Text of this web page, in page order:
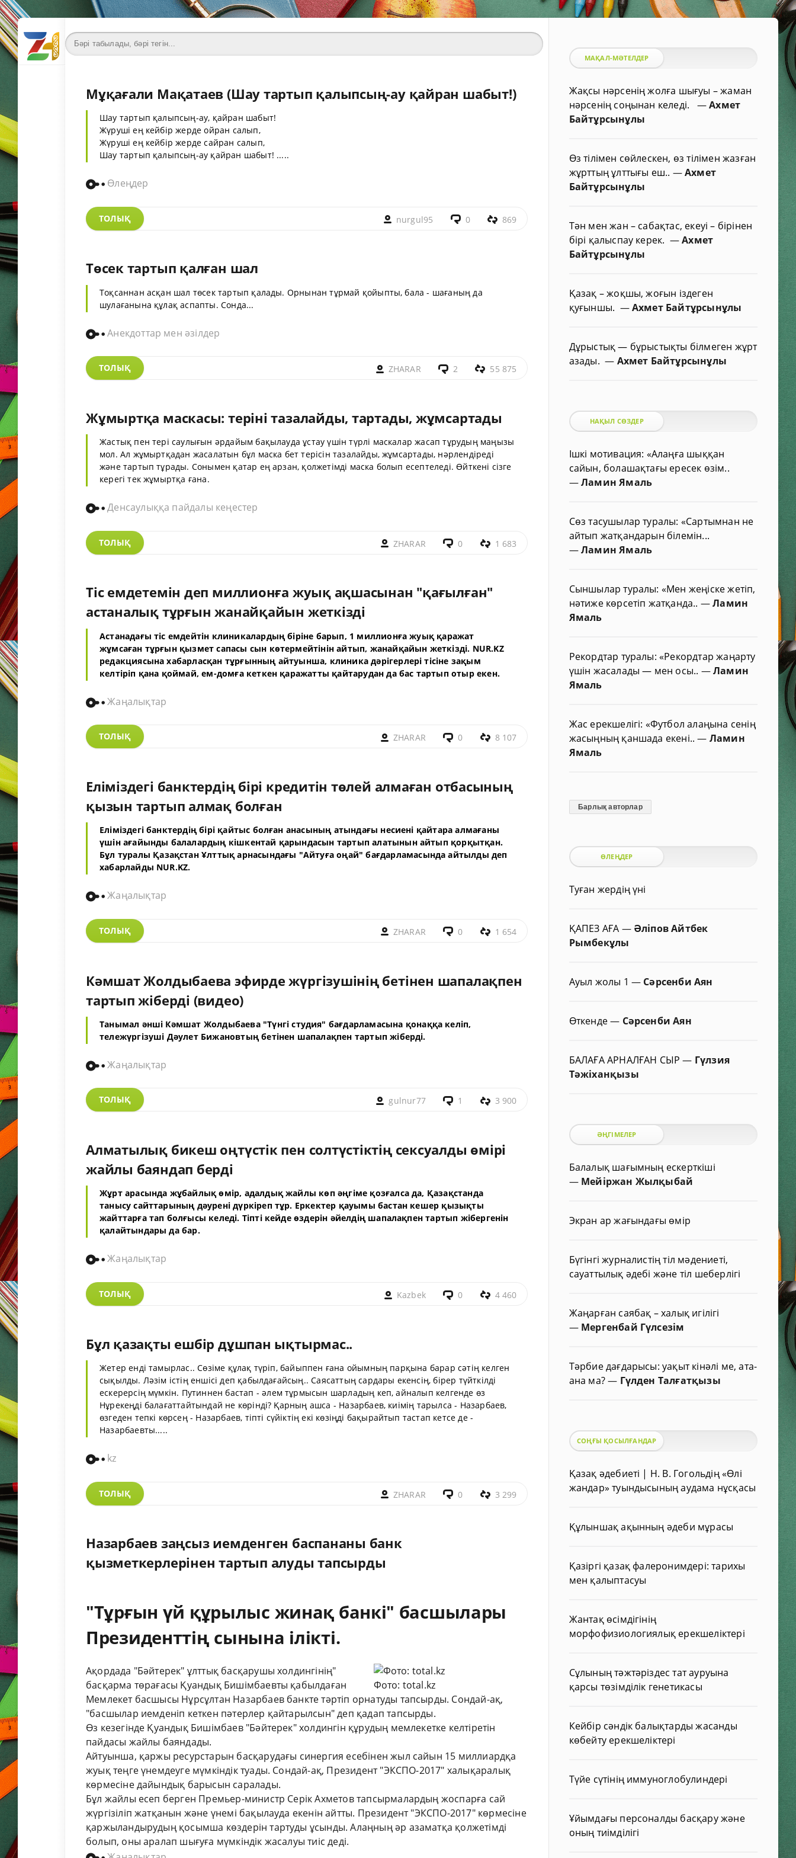
Мұқағали Мақатаев (Шау тартып қалыпсың-ау қайран шабыт!)
Шау тартып қалыпсың-ау, қайран шабыт!
Жүруші ең кейбір жерде ойран салып,
Жүруші ең кейбір жерде сайран салып,
Шау тартып қалыпсың-ау қайран шабыт! .....
Өлеңдер
ТОЛЫҚ nurgul95 0 869
Төсек тартып қалған шал
Тоқсаннан асқан шал төсек тартып қалады. Орнынан тұрмай қойыпты, бала - шағаның да
шулағанына құлақ аспапты. Сонда...
Анекдоттар мен әзілдер
ТОЛЫҚ ZHARAR 2 55 875
Жұмыртқа маскасы: теріні тазалайды, тартады, жұмсартады
Жастық пен тері саулығын әрдайым бақылауда ұстау үшін түрлі маскалар жасап тұрудың маңызы
мол. Ал жұмыртқадан жасалатын бұл маска бет терісін тазалайды, жұмсартады, нәрлендіреді
және тартып тұрады. Сонымен қатар ең арзан, қолжетімді маска болып есептеледі. Өйткені сізге
керегі тек жұмыртқа ғана.
Денсаулыққа пайдалы кеңестер
ТОЛЫҚ ZHARAR 0 1 683
Тіс емдетемін деп миллионға жуық ақшасынан "қағылған"
астаналық тұрғын жанайқайын жеткізді
Астанадағы тіс емдейтін клиникалардың біріне барып, 1 миллионға жуық қаражат
жұмсаған тұрғын қызмет сапасы сын көтермейтінін айтып, жанайқайын жеткізді. NUR.KZ
редакциясына хабарласқан тұрғынның айтуынша, клиника дәрігерлері тісіне зақым
келтіріп қана қоймай, ем-домға кеткен қаражатты қайтарудан да бас тартып отыр екен.
Жаңалықтар
ТОЛЫҚ ZHARAR 0 8 107
Еліміздегі банктердің бірі кредитін төлей алмаған отбасының
қызын тартып алмақ болған
Еліміздегі банктердің бірі қайтыс болған анасының атындағы несиені қайтара алмағаны
үшін ағайынды балалардың кішкентай қарындасын тартып алатынын айтып қорқытқан.
Бұл туралы Қазақстан Ұлттық арнасындағы "Айтуға оңай" бағдарламасында айтылды деп
хабарлайды NUR.KZ.
Жаңалықтар
ТОЛЫҚ ZHARAR 0 1 654
Кәмшат Жолдыбаева эфирде жүргізушінің бетінен шапалақпен
тартып жіберді (видео)
Танымал әнші Кәмшат Жолдыбаева "Түнгі студия" бағдарламасына қонаққа келіп,
тележүргізуші Дәулет Бижановтың бетінен шапалақпен тартып жіберді.
Жаңалықтар
ТОЛЫҚ gulnur77 1 3 900
Алматылық бикеш оңтүстік пен солтүстіктің сексуалды өмірі
жайлы баяндап берді
Жұрт арасында жұбайлық өмір, адалдық жайлы көп әңгіме қозғалса да, Қазақстанда
танысу сайттарының дәурені дүркіреп тұр. Еркектер қауымы бастан кешер қызықты
жайттарға тап болғысы келеді. Тіпті кейде өздерін әйелдің шапалақпен тартып жібергенін
қалайтындары да бар.
Жаңалықтар
ТОЛЫҚ Kazbek 0 4 460
Бұл қазақты ешбір дұшпан ықтырмас..
Жетер енді тамырлас.. Сөзіме құлақ түріп, байыппен ғана ойымның парқына барар сәтің келген
сықылды. Ләзім істің еншісі деп қабылдағайсың.. Саясаттың сардары екенсің, бірер түйткілді
ескерерсің мүмкін. Путиннен бастап - әлем тұрмысын шарладың кеп, айналып келгенде өз
Нұрекеңді балағаттайтындай не көрінді? Қарның ашса - Назарбаев, киімің тарылса - Назарбаев,
өзгеден тепкі көрсең - Назарбаев, тіпті сүйіктің екі көзіңді бақырайтып тастап кетсе де -
Назарбаевты.....
kz
ТОЛЫҚ ZHARAR 0 3 299
Назарбаев заңсыз иемденген баспананы банк
қызметкерлерінен тартып алуды тапсырды
"Тұрғын үй құрылыс жинақ банкі" басшылары
Президенттің сынына ілікті.
Фото: total.kz
Ақордада "Бәйтерек" ұлттық басқарушы холдингінің"
басқарма төрағасы Қуандық Бишімбаевты қабылдаған
Мемлекет басшысы Нұрсұлтан Назарбаев банкте тәртіп орнатуды тапсырды. Сондай-ақ,
"басшылар иемденіп кеткен пәтерлер қайтарылсын" деп қадап тапсырды.
Өз кезегінде Қуандық Бишімбаев "Бәйтерек" холдингін құрудың мемлекетке келтіретін
пайдасы жайлы баяндады.
Айтуынша, қаржы ресурстарын басқарудағы синергия есебінен жыл сайын 15 миллиардқа
жуық теңге үнемдеуге мүмкіндік туады. Сондай-ақ, Президент "ЭКСПО-2017" халықаралық
көрмесіне дайындық барысын саралады.
Бұл жайлы есеп берген Премьер-министр Серік Ахметов тапсырмалардың жоспарға сай
жүргізіліп жатқанын және үнемі бақылауда екенін айтты. Президент "ЭКСПО-2017" көрмесіне
қаржыландырудың қосымша көздерін тартуды ұсынды. Алаңның әр азаматқа қолжетімді
болып, оны аралап шығуға мүмкіндік жасалуы тиіс деді.
МАҚАЛ-МӘТЕЛДЕР
Жақсы нәрсенің жолға шығуы – жаман
нәрсенің соңынан келеді. —Ахмет
Байтұрсынұлы
Өз тілімен сөйлескен, өз тілімен жазған
жұрттың ұлттығы еш.. —Ахмет
Байтұрсынұлы
Тән мен жан – сабақтас, екеуі – бірінен
бірі қалыспау керек. —Ахмет
Байтұрсынұлы
Қазақ – жоқшы, жоғын іздеген
қуғыншы. —Ахмет Байтұрсынұлы
Дұрыстық — бұрыстықты білмеген жұрт
азады.— Ахмет Байтұрсынұлы
НАҚЫЛ СӨЗДЕР
Ішкі мотивация: «Алаңға шыққан
сайын, болашақтағы ересек өзім..
—Ламин Ямаль
Сөз тасушылар туралы: «Сартымнан не
айтып жатқандарын білемін...
—Ламин Ямаль
Сыншылар туралы: «Мен жеңіске жетіп,
нәтиже көрсетіп жатқанда.. —Ламин
Ямаль
Рекордтар туралы: «Рекордтар жаңарту
үшін жасалады — мен осы.. —Ламин
Ямаль
Жас ерекшелігі: «Футбол алаңына сенің
жасыңның қаншада екені..— Ламин
Ямаль
Барлық авторлар
ӨЛЕҢДЕР
Туған жердің үні
ҚАПЕЗ АҒА — Әліпов Айтбек
Рымбекұлы
Ауыл жолы 1 — Сәрсенби Аян
Өткенде— Сәрсенби Аян
БАЛАҒА АРНАЛҒАН СЫР— Гүлзия
Тәжіханқызы
ӘҢГІМЕЛЕР
Балалық шағымның ескерткіші
— Мейіржан Жылқыбай
Экран ар жағындағы өмір
Бүгінгі журналистің тіл мәдениеті,
сауаттылық әдебі және тіл шеберлігі
Жаңарған саябақ – халық игілігі
— Мергенбай Гүлсезім
Тәрбие дағдарысы: уақыт кінәлі ме, ата-
ана ма?— Гүлден Талғатқызы
СОҢҒЫ ҚОСЫЛҒАНДАР
Қазақ әдебиеті | Н. В. Гогольдің «Өлі
жандар» туындысының аудама нұсқасы
Құлыншақ ақынның әдеби мұрасы
Қазіргі қазақ фалеронимдері: тарихы
мен қалыптасуы
Жантақ өсімдігінің
морфофизиологиялық ерекшеліктері
Сұлының тәжтәріздес тат ауруына
қарсы төзімділік генетикасы
Кейбір сәндік балықтарды жасанды
көбейту ерекшеліктері
Түйе сүтінің иммуноглобулиндері
Ұйымдағы персоналды басқару және
оның тиімділігі